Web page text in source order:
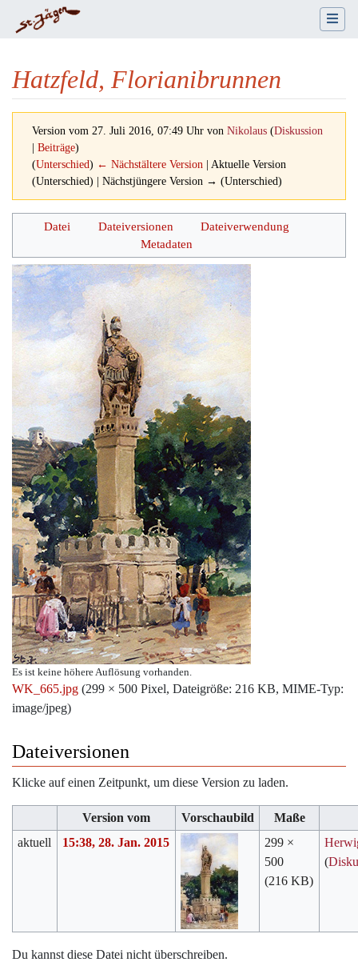
Hatzfeld, Florianibrunnen
Version vom 27. Juli 2016, 07:49 Uhr von Nikolaus (Diskussion
Beiträge)
(Unterschied) ← Nächstältere Version | Aktuelle Version
(Unterschied) | Nächstjüngere Version → (Unterschied)
Wechseln zu: Navigation,Suche
Datei Dateiversionen
Dateiverwendung
Metadaten
Es ist keine höhere Auflösung vorhanden.
WK_665.jpg (299 × 500 Pixel, Dateigröße: 216 KB, MIME-Typ:
image/jpeg)
Dateiversionen
Klicke auf einen Zeitpunkt, um diese Version zu laden.
Version vom Vorschaubild Maße
aktuell
15:38, 28. Jan. 2015
299 ×
500
(216 KB)
(
Du kannst diese Datei nicht überschreiben.